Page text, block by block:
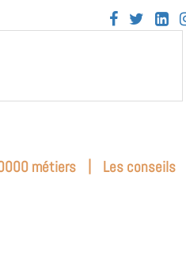
  
métiers | Les conseils